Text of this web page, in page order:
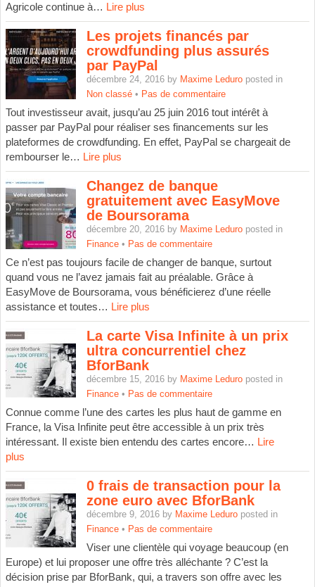
Agricole continue à… Lire plus
Les projets financés par
crowdfunding plus assurés
par PayPal
décembre 24, 2016 by Maxime Leduroposted in
Non classé• Pas de commentaire
Tout investisseur avait, jusqu’au 25 juin 2016 tout intérêt à
passer par PayPal pour réaliser ses financements sur les
plateformes de crowdfunding. En effet, PayPal se chargeait de
rembourser le… Lire plus
Changez de banque
gratuitement avec EasyMove
de Boursorama
décembre 20, 2016 by Maxime Leduroposted in
Finance• Pas de commentaire
Ce n’est pas toujours facile de changer de banque, surtout
quand vous ne l’avez jamais fait au préalable. Grâce à
EasyMove de Boursorama, vous bénéficierez d’une réelle
assistance et toutes… Lire plus
La carte Visa Infinite à un prix
ultra concurrentiel chez
BforBank
décembre 15, 2016 by Maxime Leduroposted in
Finance• Pas de commentaire
Connue comme l’une des cartes les plus haut de gamme en
France, la Visa Infinite peut être accessible à un prix très
intéressant. Il existe bien entendu des cartes encore… Lire
plus
0 frais de transaction pour la
zone euro avec BforBank
décembre 9, 2016 by Maxime Leduroposted in
Finance• Pas de commentaire
Viser une clientèle qui voyage beaucoup (en
Europe) et lui proposer une offre très alléchante ? C’est la
décision prise par BforBank, qui, a travers son offre avec les